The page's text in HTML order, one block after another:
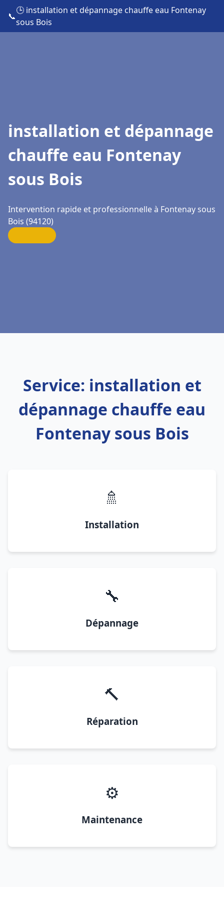
📞
🕒 installation et dépannage chauffe eau Fontenay
sous Bois
installation et dépannage
chauffe eau Fontenay
sous Bois
Intervention rapide et professionnelle à Fontenay sous
Bois (94120)
Service: installation et
dépannage chauffe eau
Fontenay sous Bois
🚿
Installation
🔧
Dépannage
🔨
Réparation
⚙️
Maintenance